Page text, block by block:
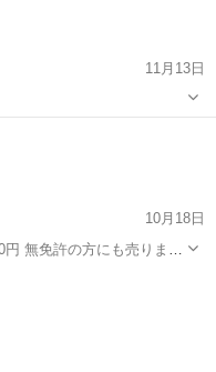
11月13日
10月18日